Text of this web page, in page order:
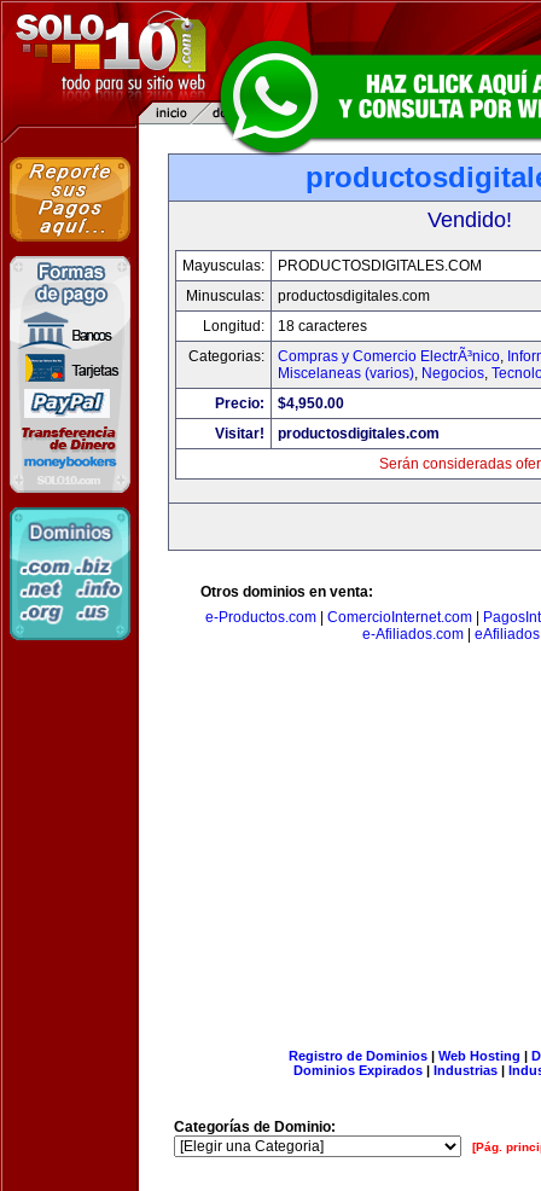
Vendido!
Mayusculas:
PRODUCTOSDIGITALES.COM
Minusculas:
productosdigitales.com
Longitud:
18 caracteres
Categorias:
Compras y Comercio ElectrÃ³nico,
Miscelaneas (varios), Negocios,
Precio:
$4,950.00
Visitar!
productosdigitales.com
Serán consideradas
Otros dominios en venta:
e-Productos.com
ComercioInternet.com
e-Afiliados.com|
Registro de Dominios| Web Hosting |
Dominios Expirados | Industrias |
Categorías de Dominio:
[Pág.